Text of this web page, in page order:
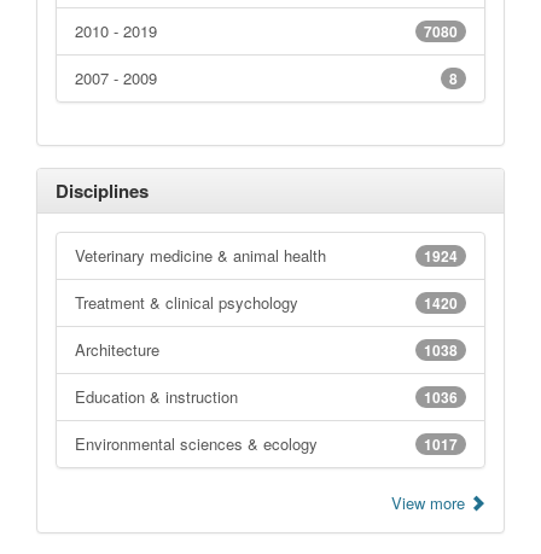
7080
2010 - 2019
8
2007 - 2009
Disciplines
1924
Veterinary medicine & animal health
1420
Treatment & clinical psychology
1038
Architecture
1036
Education & instruction
1017
Environmental sciences & ecology
View more